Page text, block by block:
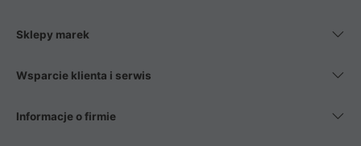
Sklepy marek
Wsparcie klienta i serwis
Informacje o firmie